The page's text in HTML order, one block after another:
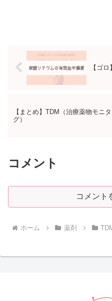
【ゴ
【まとめ】TDM（治療薬物モニ
グ）
コメント
コメント
ホーム 薬剤